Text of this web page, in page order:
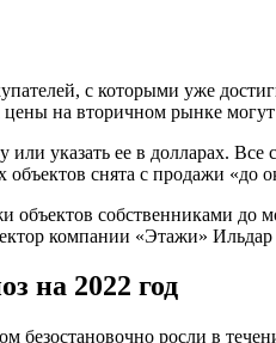
с которыми уже
на вторичном рынке могут
указать ее в долларах.
снята с продажи «до
собственниками до
компании «Этажи»
на 2022 год
росли в